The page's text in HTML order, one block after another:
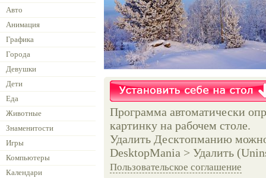
Авто
Анимация
Графика
Города
Девушки
Дети
Еда
Животные
Знаменитости
Игры
Компьютеры
Календари
Программа автоматически
картинку на рабочем столе.
Удалить Десктопманию
DesktopMania > Удалить
Пользовательское соглашение